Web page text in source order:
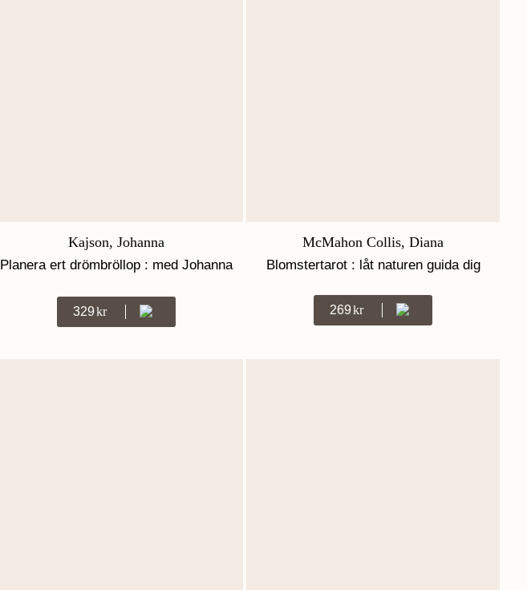
Kajson, Johanna
Planera ert drömbröllop : med Johanna
329Kr
McMahon Collis, Diana
Blomstertarot : låt naturen guida dig
269Kr